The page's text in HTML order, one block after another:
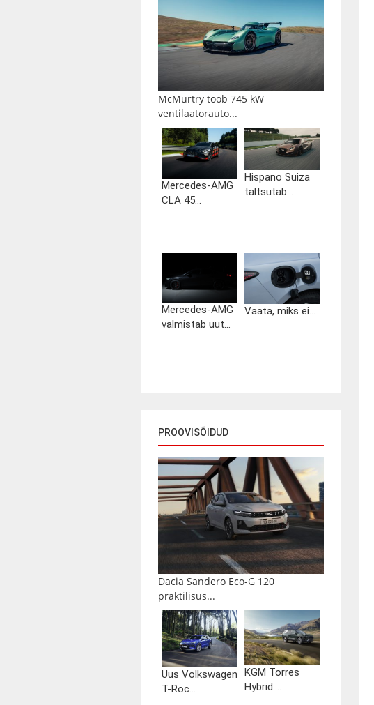
McMurtry toob 745 kW
ventilaatorauto...
Mercedes-AMG
CLA 45...
Hispano Suiza
taltsutab...
Mercedes-AMG
valmistab uut...
Vaata, miks ei...
PROOVISÕIDUD
Dacia Sandero Eco-G 120
praktilisus...
Uus Volkswagen
T-Roc...
KGM Torres
Hybrid:...